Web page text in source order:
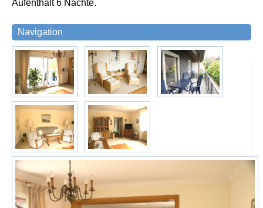
Aufenthalt 6 Nächte.